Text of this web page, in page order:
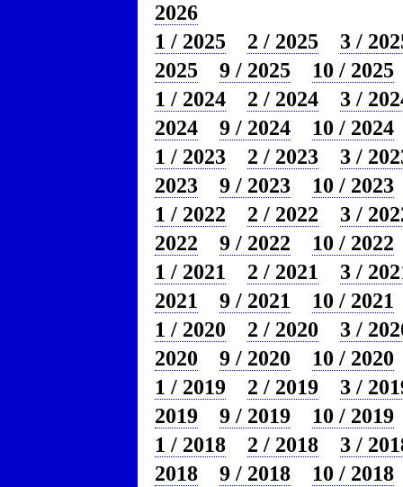
2026
1 / 2025
2 / 2025
3 /
2025
9 / 2025
10 / 2025
1 / 2024
2 / 2024
3 /
2024
9 / 2024
10 / 2024
1 / 2023
2 / 2023
3 /
2023
9 / 2023
10 / 2023
1 / 2022
2 / 2022
3 /
2022
9 / 2022
10 / 2022
1 / 2021
2 / 2021
3 /
2021
9 / 2021
10 / 2021
1 / 2020
2 / 2020
3 /
2020
9 / 2020
10 / 2020
1 / 2019
2 / 2019
3 /
2019
9 / 2019
10 / 2019
1 / 2018
2 / 2018
3 /
2018
9 / 2018
10 / 2018